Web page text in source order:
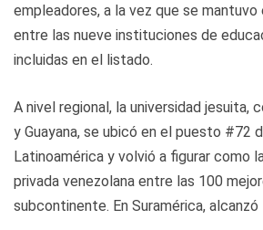
empleadores, a la vez que se
entre las nueve instituciones de
incluidas en el listado.
A nivel regional, la universidad jesuita,
y Guayana, se ubicó en el puesto #72
Latinoamérica y volvió a figurar como
privada venezolana entre las 100
subcontinente. En Suramérica,